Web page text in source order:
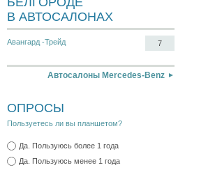
В АВТОСАЛОНАХ
Авангард -Трейд 7
Автосалоны Mercedes-Benz
ОПРОСЫ
Пользуетесь ли вы планшетом?
Да. Пользуюсь более 1 года
Да. Пользуюсь менее 1 года